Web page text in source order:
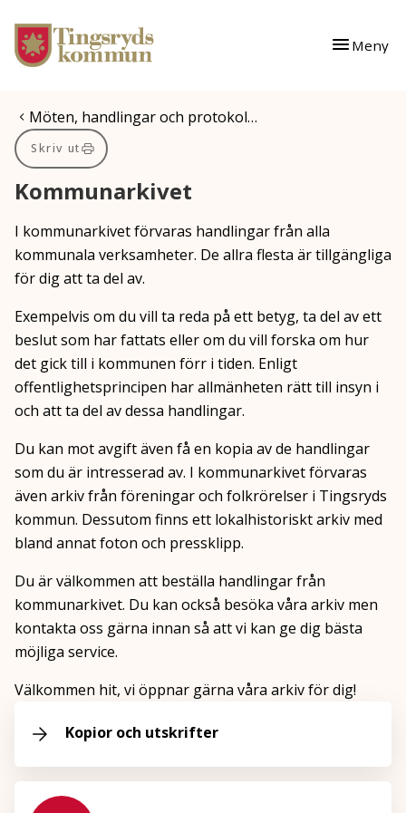
Gå till innehåll
Gå till huvudmeny
Meny
Du är här:
Möten, handlingar och protokol…
Skriv ut
Kommunarkivet
I kommunarkivet förvaras handlingar från alla
kommunala verksamheter. De allra flesta är tillgängliga
för dig att ta del av.
Exempelvis om du vill ta reda på ett betyg, ta del av ett
beslut som har fattats eller om du vill forska om hur
det gick till i kommunen förr i tiden. Enligt
offentlighetsprincipen har allmänheten rätt till insyn i
och att ta del av dessa handlingar.
Du kan mot avgift även få en kopia av de handlingar
som du är intresserad av. I kommunarkivet förvaras
även arkiv från föreningar och folkrörelser i Tingsryds
kommun. Dessutom finns ett lokalhistoriskt arkiv med
bland annat foton och pressklipp.
Du är välkommen att beställa handlingar från
kommunarkivet. Du kan också besöka våra arkiv men
kontakta oss gärna innan så att vi kan ge dig bästa
möjliga service.
Välkommen hit, vi öppnar gärna våra arkiv för dig!
Kopior och utskrifter